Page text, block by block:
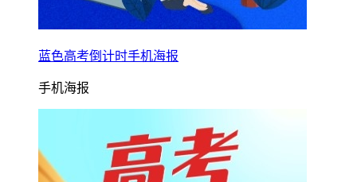
蓝色高考倒计时手机海报
手机海报